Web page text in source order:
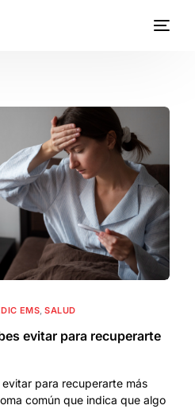
EMS,SALUD
evitar para recuperarte
para recuperarte más
común que indica que algo